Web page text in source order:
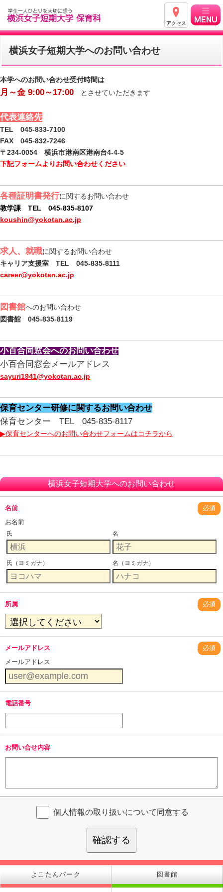
アクセス
横浜女子短期大学へのお問い合わせ
本学へのお問い合わせ受付時間は
月～金 9:00～17:00 とさせていただきます
代表連絡先
TEL 045-833-7100
FAX 045-832-7246
〒234-0054 横浜市港南区港南台4-4-5
下記フォームよりお問い合わせください
各種証明書発行に関するお問い合わせ
教学課 TEL 045-835-8107
koushin@yokotan.ac.jp
求人、就職に関するお問い合わせ
キャリア支援室 TEL 045-835-8111
career@yokotan.ac.jp
図書館へのお問い合わせ
図書館 045-835-8119
小百合同窓会へのお問い合わせ
小百合同窓会メールアドレス
sayuri1941@yokotan.ac.jp
保育センター研修に関するお問い合わせ
保育センター TEL 045-835-8117
▶保育センターへのお問い合わせフォームはコチラから
横浜女子短期大学へのお問い合わせ
名前
必須
お名前
氏 名
氏（ヨミガナ） 名（ヨミガナ）
所属 必須
メールアドレス
必須
メールアドレス
電話番号
お問い合せ内容
個人情報の取り扱いについて同意する
確認する
よこたんパーク 図書館